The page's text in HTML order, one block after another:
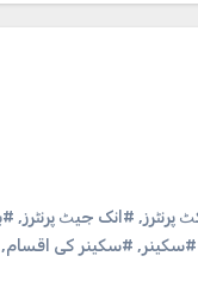
پرنٹرز, #انک جیٹ پرنٹرز,
#سکینر, #سکینر کی اقسام,